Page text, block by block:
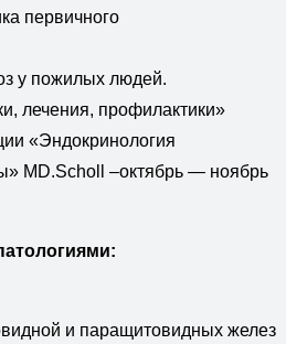
первичного
у пожилых людей.
лечения, профилактики»
«Эндокринология
MD.Scholl –октябрь — ноябрь
и паращитовидных желез